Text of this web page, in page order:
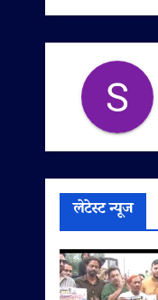
लेटेस्ट न्यूज